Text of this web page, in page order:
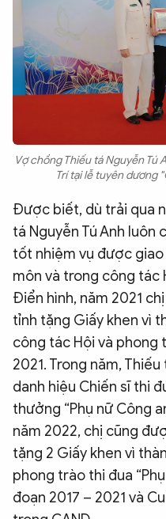
Vợ chồng Thiếu tá Nguyễn Tú
Trí tại lễ tuyên dương
Được biết, dù trải qua
tá Nguyễn Tú Anh luôn
tốt nhiệm vụ được
môn và trong công tác
Điển hình, năm 2021
tỉnh tặng Giấy khen vì
công tác Hội và phong
2021. Trong năm,
danh hiệu Chiến sĩ thi
thưởng “Phụ nữ Công
năm 2022, chị cũng
tặng 2 Giấy khen vì
phong trào thi đua
đoạn 2017 – 2021 và